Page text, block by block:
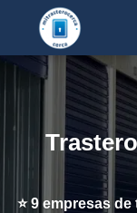
⭐9 empresas de